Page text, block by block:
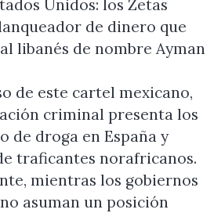
Unidos: los Zetas
de dinero que
libanés de nombre Ayman
de este cartel mexicano,
criminal presenta los
de droga en España y
traficantes norafricanos.
mientras los gobiernos
asuman un posición